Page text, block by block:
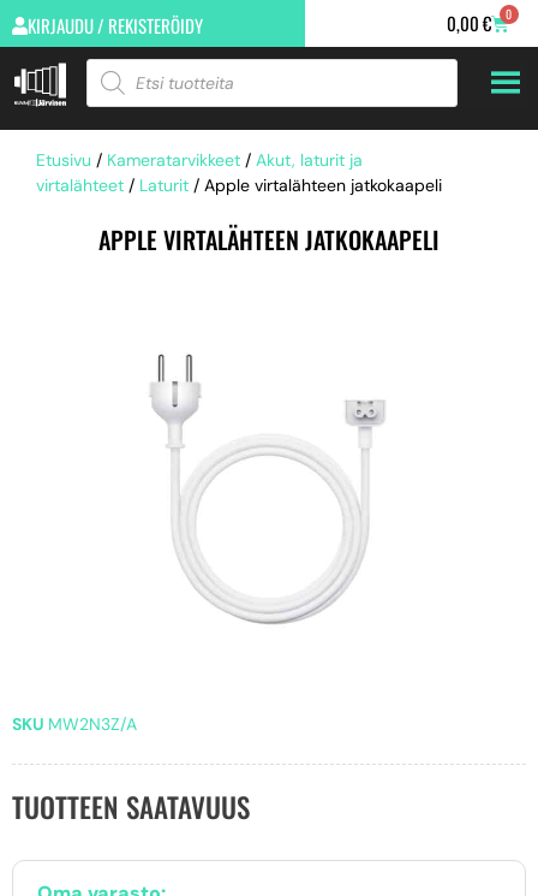
KIRJAUDU / REKISTERÖIDY 0,00€ 0
Etusivu / Kameratarvikkeet / Akut, laturit ja
virtalähteet / Laturit / Apple virtalähteen jatkokaapeli
APPLE VIRTALÄHTEEN JATKOKAAPELI
SKU MW2N3Z/A
TUOTTEEN SAATAVUUS